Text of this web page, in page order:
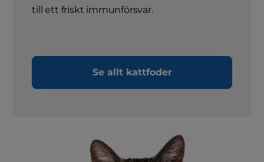
till ett friskt immunförsvar.
Se allt kattfoder